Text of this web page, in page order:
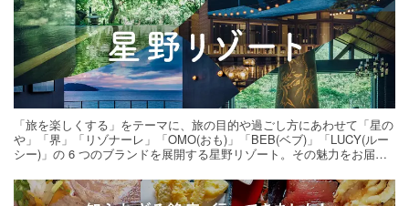
「旅を楽しくする」をテーマに、旅の目的や過ごし方にあわせて「星の
や」「界」「リゾナーレ」「OMO(おも)」「BEB(ベブ)」「LUCY(ルー
シー)」の 6 つのブランドを展開する星野リゾート。その魅力をお届け